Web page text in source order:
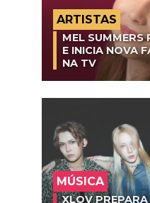
ARTISTAS
MEL SUMMERS
E INICIA NOVA
NA TV
MÚSICA
XLOV